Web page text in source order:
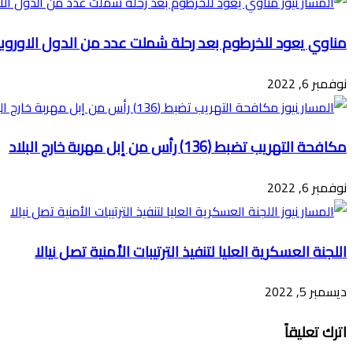
مناوي يعود للخرطوم بعد رحلة شملت عدد من الدول
نوفمبر 6, 2022
مكافحة التهريب تضبط (136) رأس من إبل مهربة خارج البلاد
نوفمبر 6, 2022
اللجنة العسكرية العليا لتنفيذ الترتيبات الأمنية تصل نيالا
ديسمبر 5, 2022
اترك تعليقاً